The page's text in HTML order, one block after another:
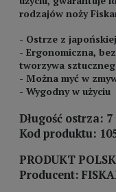
rodzajów noży
- Ostrze z
- Ergonomiczna,
tworzywa
- Można myć w
- Wygodny w użyciu
Długość ostrza: 7
Kod produktu:
PRODUKT
Producent: